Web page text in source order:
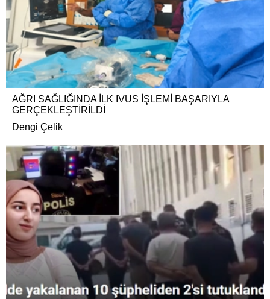
AĞRI SAĞLIĞINDA İLK IVUS İŞLEMİ BAŞARIYLA
GERÇEKLEŞTİRİLDİ
Dengi Çelik